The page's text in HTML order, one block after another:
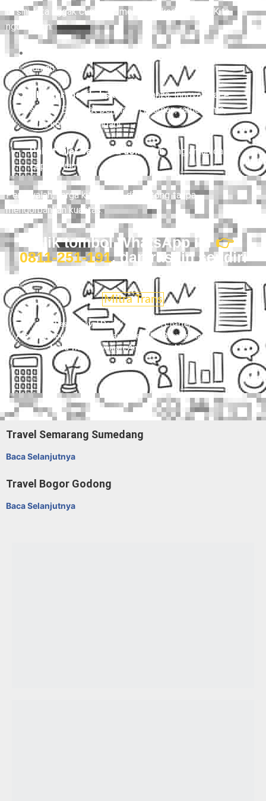
Di sini, kita nggak cuma ngomongin sekadar
. Kita
ngomongin:
rumah.
Charter mobil eksklusif
(Avanza, Innova, Hiace,
sampai Elf) buat perjalanan nyaman, rame-rame,
atau keperluan pribadi.
Paket kilat barang & dokumenyang aman dan
cepat nyampe.
Percayalah, harga kita ramah di kantong tanpa
mengorbankan kualitas.
Klik tombol WhatsApp ini👉
0811-251-191, dan rasain sendiri
bedanya.
Mitra Trans
Pesan Travel Depok Jogjakarta, Charter Mobil
Avanza/Innova/Hiace/Elf, Dan Paket Kilat Barang Atau Dokumen Di
Mitra Trans. Nyaman, Aman, Harga Masuk Akal.
Travel Semarang Sumedang
Travel Bogor Godong